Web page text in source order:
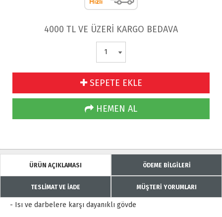
4000 TL VE ÜZERİ KARGO BEDAVA
SEPETE EKLE
HEMEN AL
ÜRÜN AÇIKLAMASI ÖDEME BİLGİLERİ
TESLİMAT VE İADE MÜŞTERİ YORUMLARI
- Isı ve darbelere karşı dayanıklı gövde